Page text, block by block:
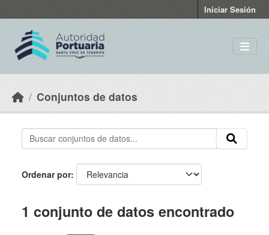
Iniciar Sesión
Conjuntos de datos
Ordenar por
1 conjunto de datos encontrado